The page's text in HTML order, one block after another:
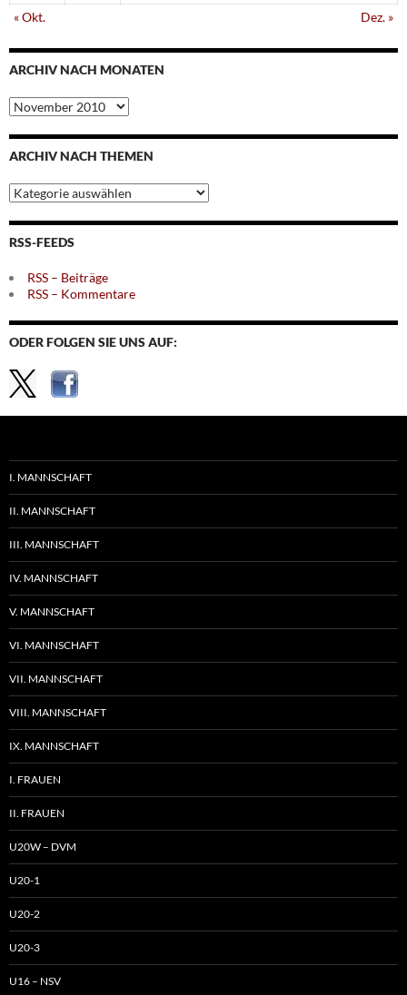
« Okt.
Dez. »
ARCHIV NACH MONATEN
Archiv
nach
Monaten
ARCHIV NACH THEMEN
Archiv
nach
Themen
RSS-FEEDS
RSS – Beiträge
RSS – Kommentare
ODER FOLGEN SIE UNS AUF:
I. MANNSCHAFT
II. MANNSCHAFT
III. MANNSCHAFT
IV. MANNSCHAFT
V. MANNSCHAFT
VI. MANNSCHAFT
VII. MANNSCHAFT
VIII. MANNSCHAFT
IX. MANNSCHAFT
I. FRAUEN
II. FRAUEN
U20W – DVM
U20-1
U20-2
U20-3
U16 – NSV